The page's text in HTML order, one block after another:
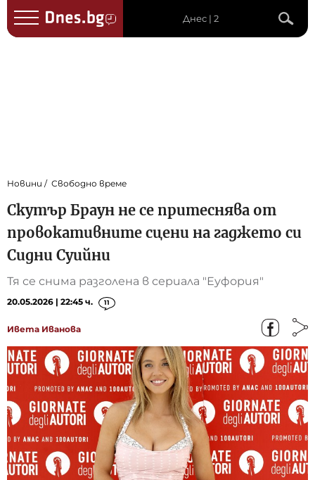
Днес | 2
Новини Свободно време
Скутър Браун не се притеснява от
провокативните сцени на гаджето си
Сидни Суийни
Тя се снима разголена в сериала "Еуфория"
20.05.2026 | 22:45 ч. 11
Ивета Иванова